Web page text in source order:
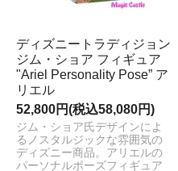
ディズニートラディジョン
ジム・ショア フィギュア
"Ariel Personality Pose” ア
リエル
52,800円(税込58,080円)
ジム・ショア氏デザインによ
るノスタルジックな雰囲気の
ディズニー商品。アリエルの
パーソナルポーズフィギュア